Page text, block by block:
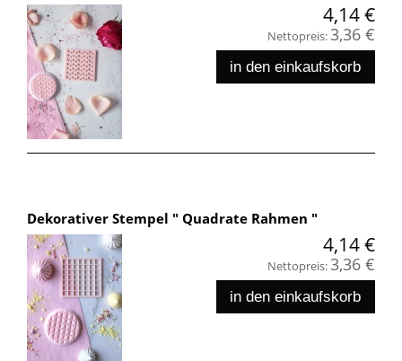
4,14 €
Nettopreis:3,36 €
in den einkaufskorb
Dekorativer Stempel " Quadrate Rahmen "
4,14 €
Nettopreis:3,36 €
in den einkaufskorb